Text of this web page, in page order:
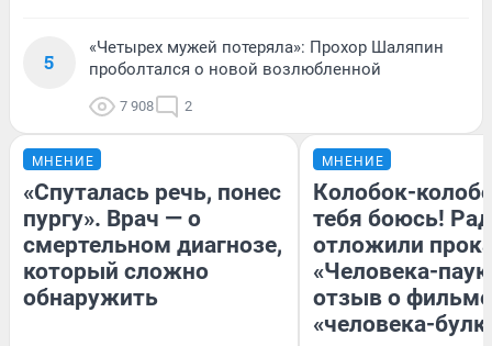
5
«Четырех мужей потеряла»: Прохор Шаляпин
проболтался о новой возлюбленной
7 908 2
МНЕНИЕ
«Спуталась речь, понес
пургу». Врач — о
смертельном диагнозе,
который сложно
обнаружить
МНЕНИЕ
Колобок-
тебя боюсь!
отложили
«Человека-
отзыв о
«человека-